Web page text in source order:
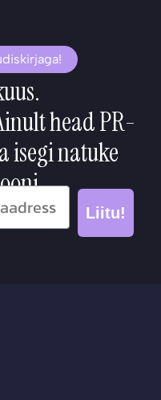
head PR-
isegi natuke
Liitu!